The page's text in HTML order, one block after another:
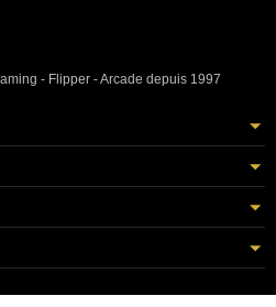
- Flipper - Arcade depuis 1997